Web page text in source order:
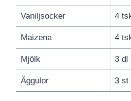
Vaniljsocker 4
Maizena 4
Mjölk 3 dl
Äggulor 3 st